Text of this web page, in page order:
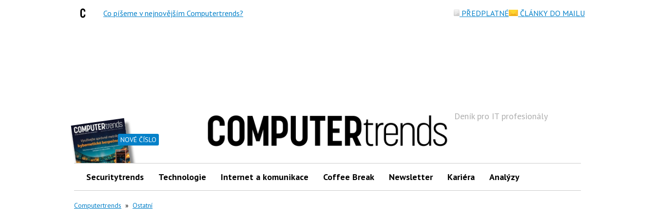
NOVÉ ČÍSLO
Deník pro IT profesionály
Securitytrends Technologie Internet a komunikace Coffee Break Newsletter Kariéra Analýzy
Computertrends » Ostatní
Co píšeme v nejnovějším Computertrends? PŘEDPLATNÉ ČLÁNKY DO MAILU